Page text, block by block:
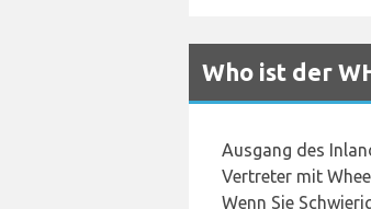
Who ist der
Ausgang des
Vertreter mit
Wenn Sie